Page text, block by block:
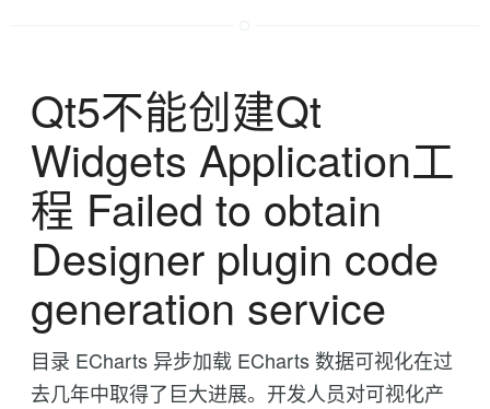
Qt5不能创建Qt
Widgets Application工
程 Failed to obtain
Designer plugin code
generation service
目录 ECharts 异步加载 ECharts 数据可视化在过
去几年中取得了巨大进展。开发人员对可视化产